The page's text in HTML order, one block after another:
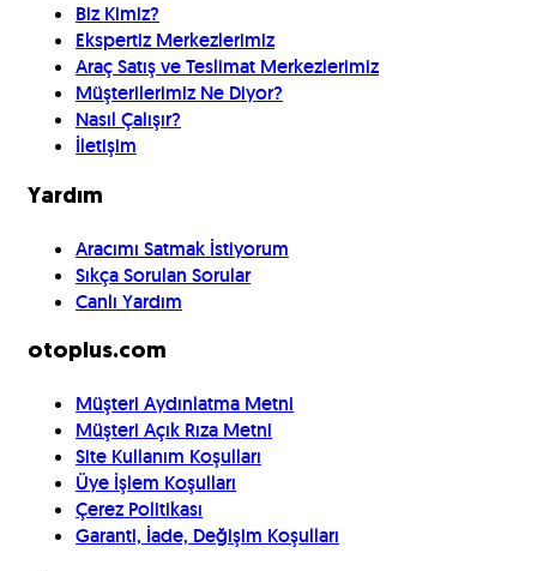
Biz Kimiz?
Ekspertiz Merkezlerimiz
Araç Satış ve Teslimat Merkezlerimiz
Müşterilerimiz Ne Diyor?
Nasıl Çalışır?
İletişim
Yardım
Aracımı Satmak İstiyorum
Sıkça Sorulan Sorular
Canlı Yardım
otoplus.com
Müşteri Aydınlatma Metni
Müşteri Açık Rıza Metni
Site Kullanım Koşulları
Üye İşlem Koşulları
Çerez Politikası
Garanti, İade, Değişim Koşulları